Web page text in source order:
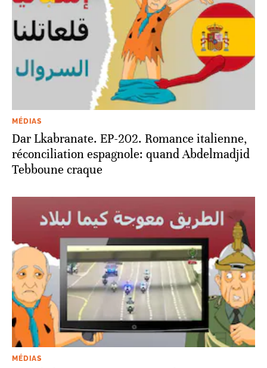
MÉDIAS
Dar Lkabranate. EP-202. Romance italienne,
réconciliation espagnole: quand Abdelmadjid
Tebboune craque
MÉDIAS